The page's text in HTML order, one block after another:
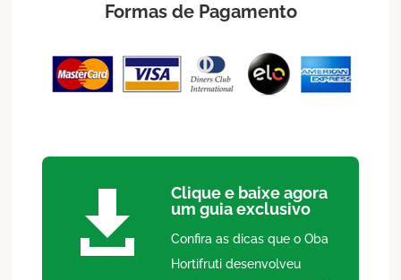
Formas de Pagamento

Clique e baixe agora
um guia exclusivo
Confira as dicas que o Oba
Hortifruti desenvolveu